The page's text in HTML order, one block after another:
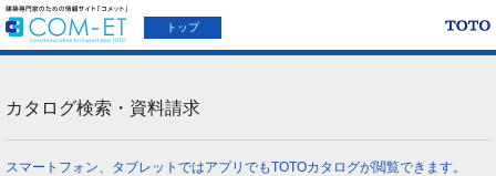
トップ
カタログ検索・資料請求
スマートフォン、タブレットではアプリでもTOTOカタログが閲覧できます。